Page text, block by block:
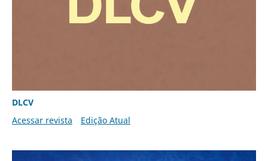
DLCV
Acessar revista
Edição Atual